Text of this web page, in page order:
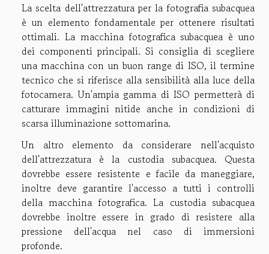
La scelta dell'attrezzatura per la fotografia subacquea
è un elemento fondamentale per ottenere risultati
ottimali. La macchina fotografica subacquea è uno
dei componenti principali. Si consiglia di scegliere
una macchina con un buon range di ISO, il termine
tecnico che si riferisce alla sensibilità alla luce della
fotocamera. Un'ampia gamma di ISO permetterà di
catturare immagini nitide anche in condizioni di
scarsa illuminazione sottomarina.
Un altro elemento da considerare nell'acquisto
dell'attrezzatura è la custodia subacquea. Questa
dovrebbe essere resistente e facile da maneggiare,
inoltre deve garantire l'accesso a tutti i controlli
della macchina fotografica. La custodia subacquea
dovrebbe inoltre essere in grado di resistere alla
pressione dell'acqua nel caso di immersioni
profonde.